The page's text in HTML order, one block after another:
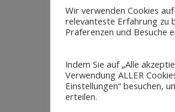
Wir verwenden Cookies
relevanteste Erfahrung zu
Präferenzen und Besuche
Indem Sie auf „Alle
Verwendung ALLER
Einstellungen“ besuchen,
erteilen.